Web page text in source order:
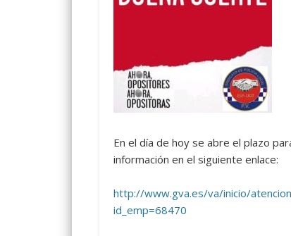
En el día de hoy se abre el plazo
información en el siguiente enlace:
http://www.gva.es/va/inicio/
id_emp=68470